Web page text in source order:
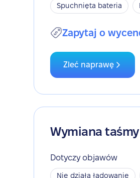
Spuchnięta bateria
Zapytaj o
Zleć naprawę
Wymiana
Dotyczy objawów
Nie działa ładowanie